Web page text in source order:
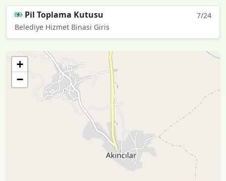
Pil Toplama Kutusu
Belediye Hizmet Binasi Giris
7/24
+
−